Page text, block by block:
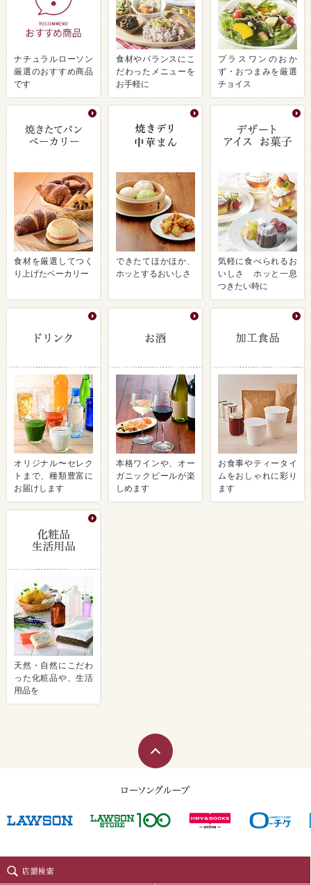
ナチュラルローソン
厳選のおすすめ商品
です
食材やバランスにこ
だわったメニューを
お手軽に
プラスワンのおか
ず・おつまみを厳選
チョイス
食材を厳選してつく
り上げたベーカリー
できたてほかほか、
ホッとするおいしさ
気軽に食べられるお
いしさ ホッと一息
つきたい時に
オリジナル〜セレク
トまで、種類豊富に
お届けします
本格ワインや、オー
ガニックビールが楽
しめます
お食事やティータイ
ムをおしゃれに彩り
ます
天然・自然にこだわ
った化粧品や、生活
用品を